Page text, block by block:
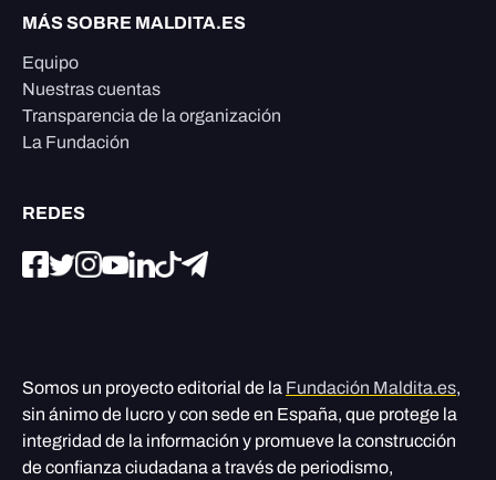
MÁS SOBRE MALDITA.ES
Equipo
Nuestras cuentas
Transparencia de la organización
La Fundación
REDES
Somos un proyecto editorial de la Fundación Maldita.es,
sin ánimo de lucro y con sede en España, que protege la
integridad de la información y promueve la construcción
de confianza ciudadana a través de periodismo,